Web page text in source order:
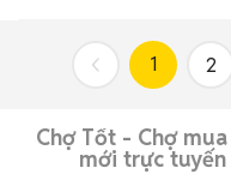
1 2
Chợ Tốt - Chợ
mới trực